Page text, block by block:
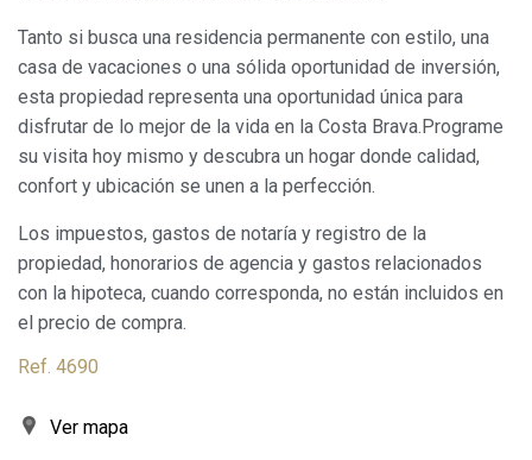
Tanto si busca una residencia permanente con estilo, una
casa de vacaciones o una sólida oportunidad de inversión,
esta propiedad representa una oportunidad única para
disfrutar de lo mejor de la vida en la Costa Brava.Programe
su visita hoy mismo y descubra un hogar donde calidad,
confort y ubicación se unen a la perfección.
Los impuestos, gastos de notaría y registro de la
propiedad, honorarios de agencia y gastos relacionados
con la hipoteca, cuando corresponda, no están incluidos en
el precio de compra.
Ref. 4690
Ver mapa
de configurar su navegador pudiendo, si así lo desea,
deberá tener en cuenta que dicha acción podrá ocasionar
dificultades de navegación de la página web.
Analíticas y personalización
Permiten realizar el seguimiento y análisis del
comportamiento de los usuarios de este sitio web. La
información recogida mediante este tipo de cookies se
utiliza en la medición de la actividad de la web para la
elaboración de perfiles de navegación de los usuarios con
el fin de introducir mejoras en función del análisis de los
datos de uso que hacen los usuarios del servicio. Permiten
guardar la información de preferencia del usuario para
mejorar la calidad de nuestros servicios y para ofrecer una
mejor experiencia a través de productos recomendados.
Estas cookies son utilizadas para almacenar información